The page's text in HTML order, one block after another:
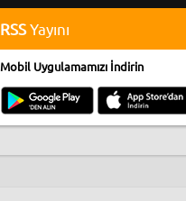
RSSYayını
Mobil Uygulamamızı İndirin